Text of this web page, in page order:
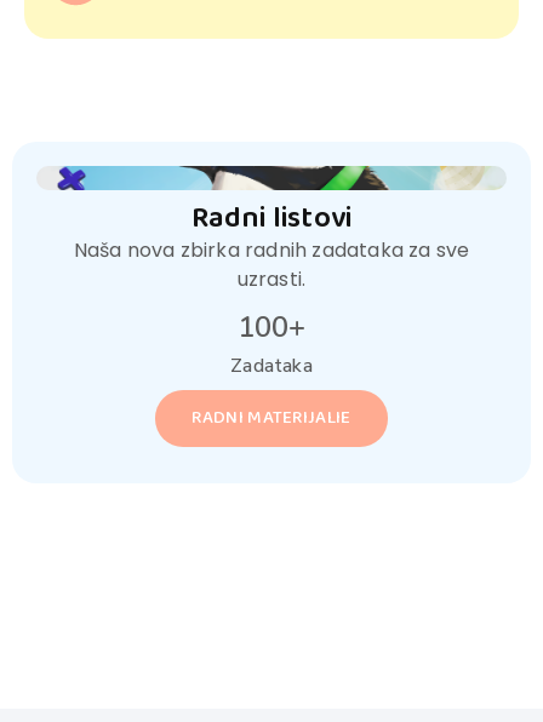
Radni listovi
Naša nova zbirka radnih zadataka za sve
uzrasti.
Zadataka
100+
RADNI MATERIJALIE